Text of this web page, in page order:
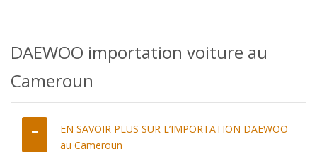
DAEWOO importation voiture au
Cameroun
EN SAVOIR PLUS SUR L’IMPORTATION DAEWOO
au Cameroun